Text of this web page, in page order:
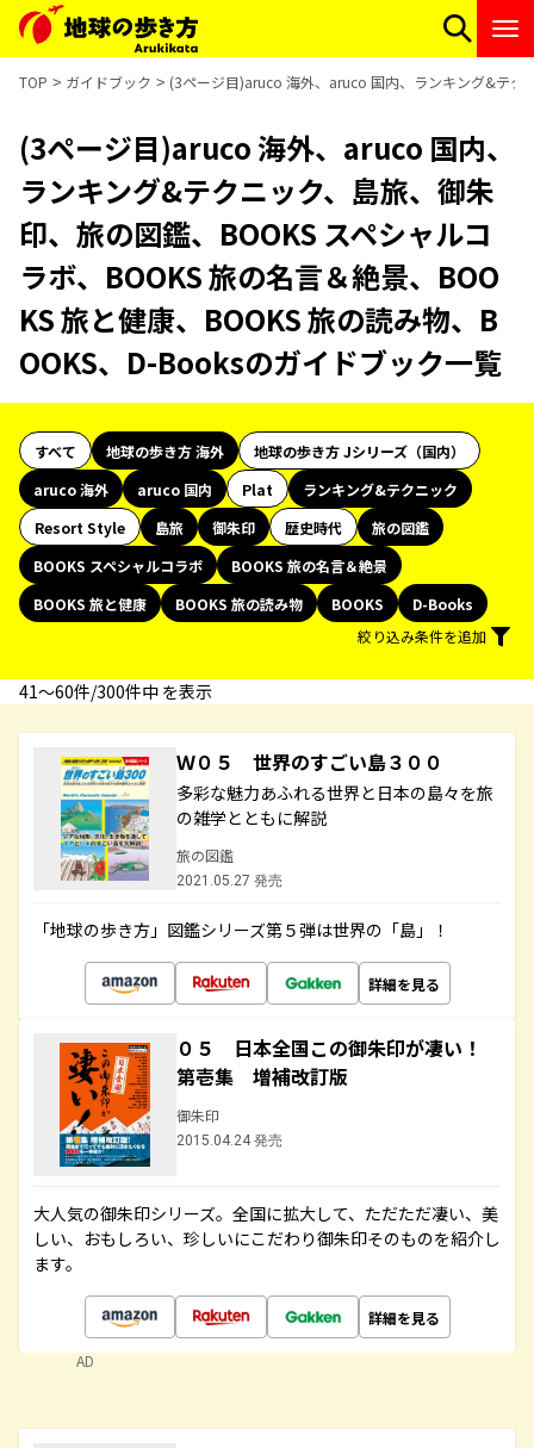
TOP ガイドブック (3ページ目)aruco 海外、aruco 国内、ランキング&テク
(3ページ目)aruco 海外、aruco 国内、
ランキング&テクニック、島旅、御朱
印、旅の図鑑、BOOKS スペシャルコ
ラボ、BOOKS 旅の名言＆絶景、BOO
KS 旅と健康、BOOKS 旅の読み物、B
OOKS、D-Booksのガイドブック一覧
すべて 地球の歩き方 海外
地球の歩き方 Jシリーズ（国内）
aruco 海外
aruco 国内 Plat
ランキング&テクニック
Resort Style
島旅 御朱印 歴史時代
旅の図鑑
BOOKS スペシャルコラボ
BOOKS 旅の名言＆絶景
BOOKS 旅と健康
BOOKS 旅の読み物 BOOKS
D-Books
絞り込み条件を追加
41〜60件/300件中 を表示
Ｗ０５ 世界のすごい島３００
多彩な魅力あふれる世界と日本の島々を旅
の雑学とともに解説
旅の図鑑
2021.05.27 発売
「地球の歩き方」図鑑シリーズ第５弾は世界の「島」！
詳細を見る
０５ 日本全国この御朱印が凄い！
第壱集 増補改訂版
御朱印
2015.04.24 発売
大人気の御朱印シリーズ。全国に拡大して、ただただ凄い、美
しい、おもしろい、珍しいにこだわり御朱印そのものを紹介し
ます。
詳細を見る
AD